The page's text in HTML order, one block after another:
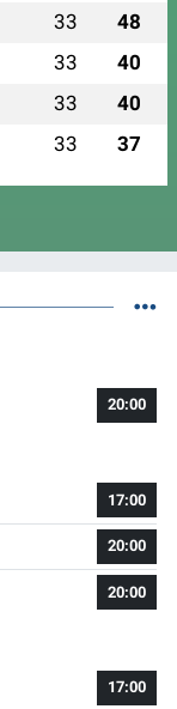
33 48
33 40
33 40
33 37
20:00
17:00
20:00
20:00
17:00